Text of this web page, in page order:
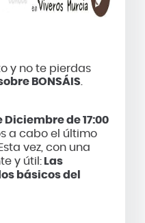
y no te pierdas
BONSÁIS
Diciembre de 17:00
a cabo el último
vez, con una
y útil:Las
básicos del